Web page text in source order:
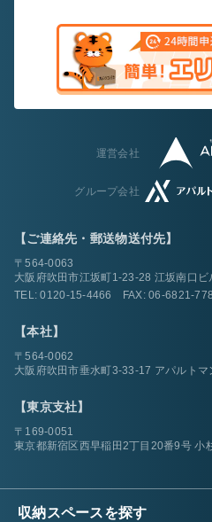
運営会社
グループ会社
【ご連絡先・郵送物送付先】
〒564-0063
大阪府吹田市江坂町1-23-28 江坂南口ビ
TEL:0120-15-4466 FAX: 06-6821-
【本社】
〒564-0062
大阪府吹田市垂水町3-33-17 アパルト
【東京支社】
〒169-0051
東京都新宿区西早稲田2丁目20番9号 小
収納スペースを探す